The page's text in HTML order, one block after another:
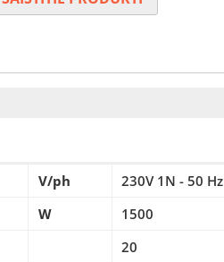
V/ph
230V 1N - 50 Hz
W
1500
20